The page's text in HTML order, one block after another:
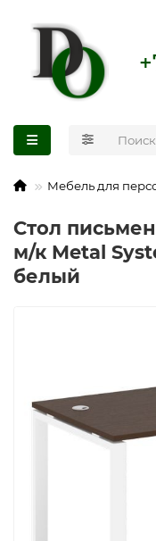
Мебель для
Стол
м/к Metal
белый